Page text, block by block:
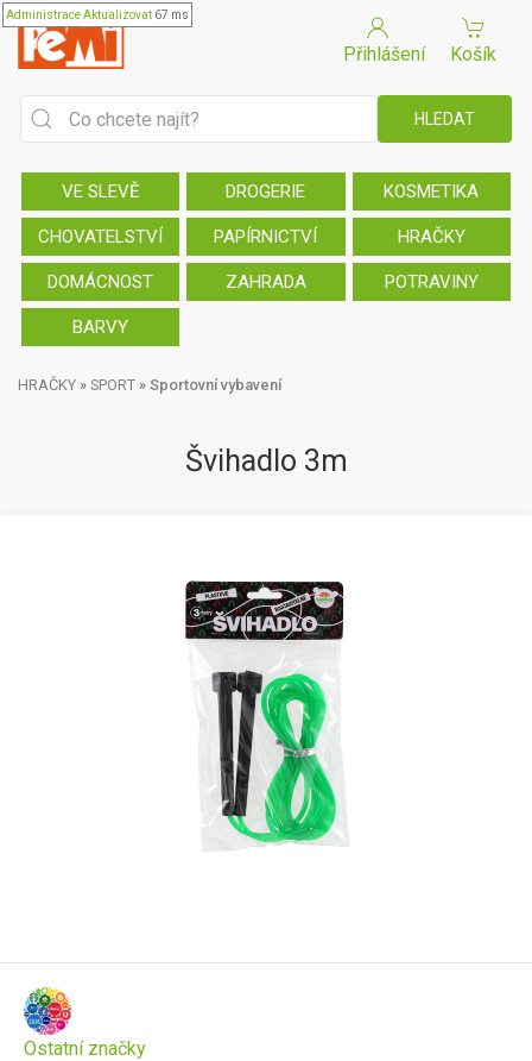
AdministraceAktualizovat 67 ms
Přihlášení Košík
VE SLEVĚ DROGERIE KOSMETIKA
CHOVATELSTVÍ PAPÍRNICTVÍ HRAČKY
DOMÁCNOST ZAHRADA POTRAVINY
BARVY
HRAČKY » SPORT » Sportovní vybavení
Švihadlo 3m
Ostatní značky